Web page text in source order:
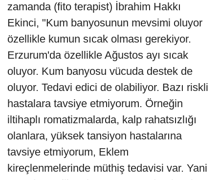
zamanda (fito terapist) İbrahim Hakkı
Ekinci, "Kum banyosunun mevsimi oluyor
özellikle kumun sıcak olması gerekiyor.
Erzurum'da özellikle Ağustos ayı sıcak
oluyor. Kum banyosu vücuda destek de
oluyor. Tedavi edici de olabiliyor. Bazı riskli
hastalara tavsiye etmiyorum. Örneğin
iltihaplı romatizmalarda, kalp rahatsızlığı
olanlara, yüksek tansiyon hastalarına
tavsiye etmiyorum, Eklem
kireçlenmelerinde müthiş tedavisi var. Yani